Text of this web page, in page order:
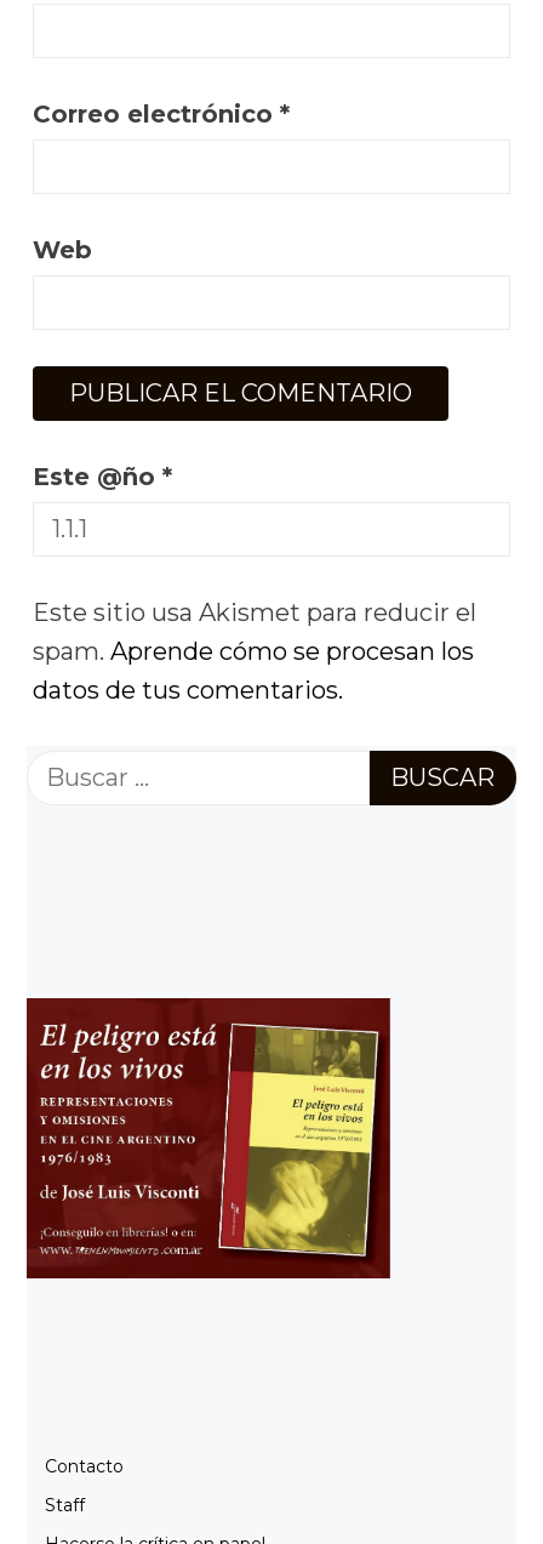
Correo electrónico *
Web
Este @ño *
Este sitio usa Akismet para reducir el
spam. Aprende cómo se procesan los
datos de tus comentarios.
Buscar:
Contacto
Staff